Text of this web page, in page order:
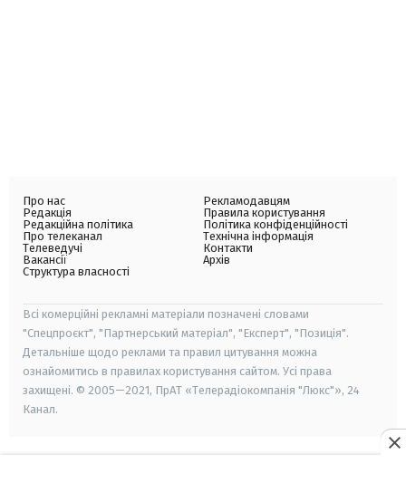
Про нас
Редакція
Редакційна політика
Про телеканал
Телеведучі
Вакансії
Структура власності
Рекламодавцям
Правила користування
Політика конфіденційності
Технічна інформація
Контакти
Архів
Всі комерційні рекламні матеріали позначені словами
"Спецпроєкт", "Партнерський матеріал", "Експерт", "Позиція".
Детальніше щодо реклами та правил цитування можна
ознайомитись в правилах користування сайтом. Усі права
захищені. © 2005—2021, ПрАТ «Телерадіокомпанія "Люкс"», 24
Канал.